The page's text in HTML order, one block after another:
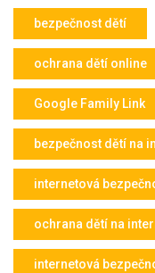
bezpečnost dětí
ochrana dětí online
Google Family Link
bezpečnost dětí na
internetová
ochrana dětí na
internetová